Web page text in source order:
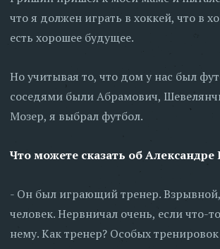
что я должен играть в хоккей, что в
есть хорошее будущее.
Но учитывая то, что дом у нас был
соседями были Абрамович,
Мозер, я выбрал футбол.
Что можете сказать об
- Он был играющий тренер.
человек. Нервничал очень, если что-
нему. Как тренер? Особых